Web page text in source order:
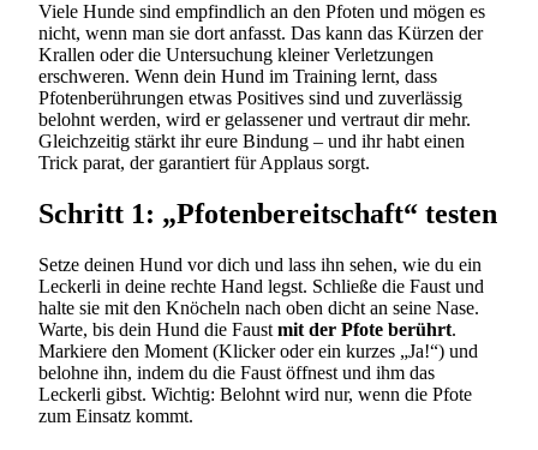
Viele Hunde sind empfindlich an den Pfoten und mögen es
nicht, wenn man sie dort anfasst. Das kann das Kürzen der
Krallen oder die Untersuchung kleiner Verletzungen
erschweren. Wenn dein Hund im Training lernt, dass
Pfotenberührungen etwas Positives sind und zuverlässig
belohnt werden, wird er gelassener und vertraut dir mehr.
Gleichzeitig stärkt ihr eure Bindung – und ihr habt einen
Trick parat, der garantiert für Applaus sorgt.
Schritt 1: „Pfotenbereitschaft“ testen
Setze deinen Hund vor dich und lass ihn sehen, wie du ein
Leckerli in deine rechte Hand legst. Schließe die Faust und
halte sie mit den Knöcheln nach oben dicht an seine Nase.
Warte, bis dein Hund die Faust mit der Pfote berührt.
Markiere den Moment (Klicker oder ein kurzes „Ja!“) und
belohne ihn, indem du die Faust öffnest und ihm das
Leckerli gibst. Wichtig: Belohnt wird nur, wenn die Pfote
zum Einsatz kommt.